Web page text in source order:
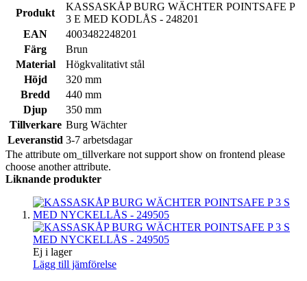
Produkt
KASSASKÅP BURG WÄCHTER POINTSAFE P
3 E MED KODLÅS - 248201
EAN
4003482248201
Färg
Brun
Material
Högkvalitativt stål
Höjd
320 mm
Bredd
440 mm
Djup
350 mm
Tillverkare Burg Wächter
Leveranstid 3-7 arbetsdagar
The attribute om_tillverkare not support show on frontend please
choose another attribute.
Liknande produkter
Ej i lager
Lägg till jämförelse